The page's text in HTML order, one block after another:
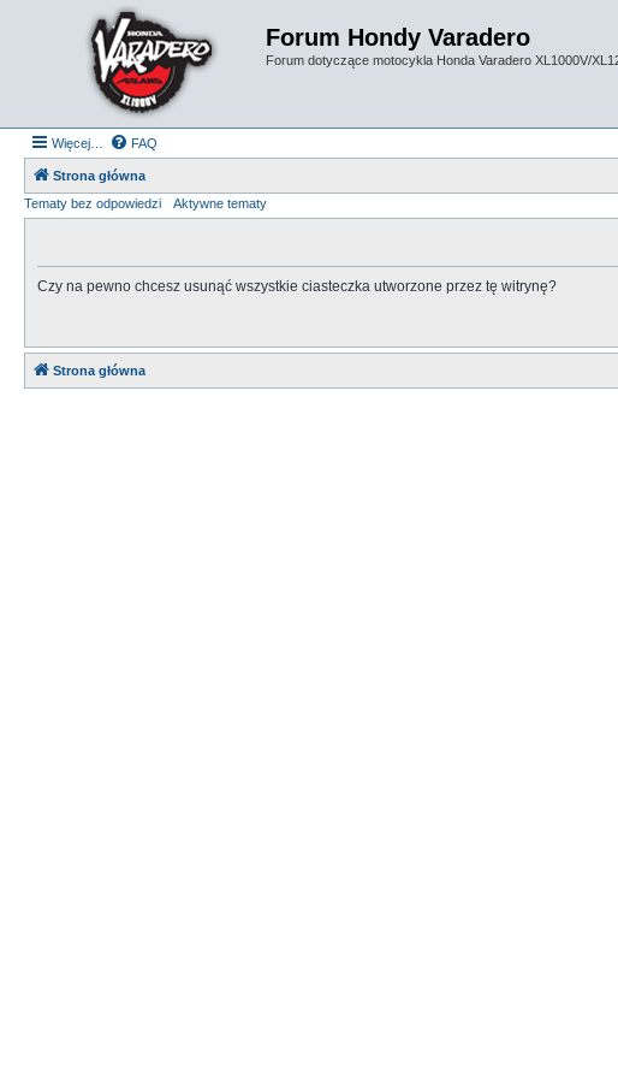
Forum Hondy Varadero
Forum dotyczące motocykla Honda Varadero XL1000V/
Więcej… FAQ
Strona główna
Tematy bez odpowiedzi
Aktywne tematy
Czy na pewno chcesz usunąć wszystkie ciasteczka utworzone przez tę witrynę?
Strona główna